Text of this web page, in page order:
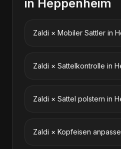
in Heppenheim
Zaldi × Mobiler Sattler in
Zaldi × Sattelkontrolle in
Zaldi × Sattel polstern in
Zaldi × Kopfeisen